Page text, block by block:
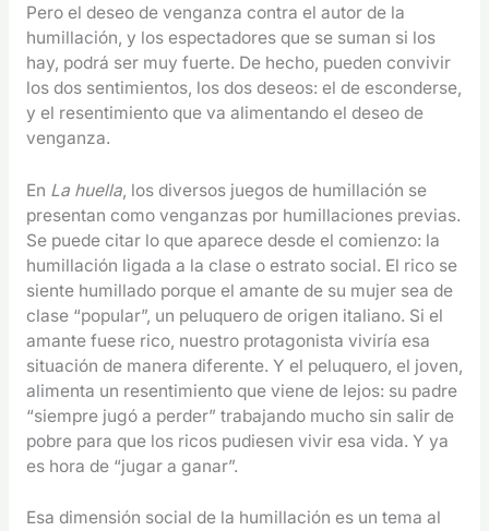
Pero el deseo de venganza contra el autor de la
humillación, y los espectadores que se suman si los
hay, podrá ser muy fuerte. De hecho, pueden convivir
los dos sentimientos, los dos deseos: el de esconderse,
y el resentimiento que va alimentando el deseo de
venganza.
En La huella, los diversos juegos de humillación se
presentan como venganzas por humillaciones previas.
Se puede citar lo que aparece desde el comienzo: la
humillación ligada a la clase o estrato social. El rico se
siente humillado porque el amante de su mujer sea de
clase “popular”, un peluquero de origen italiano. Si el
amante fuese rico, nuestro protagonista viviría esa
situación de manera diferente. Y el peluquero, el joven,
alimenta un resentimiento que viene de lejos: su padre
“siempre jugó a perder” trabajando mucho sin salir de
pobre para que los ricos pudiesen vivir esa vida. Y ya
es hora de “jugar a ganar”.
Esa dimensión social de la humillación es un tema al